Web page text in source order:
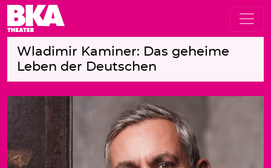
Wladimir Kaminer: Das geheime
Leben der Deutschen